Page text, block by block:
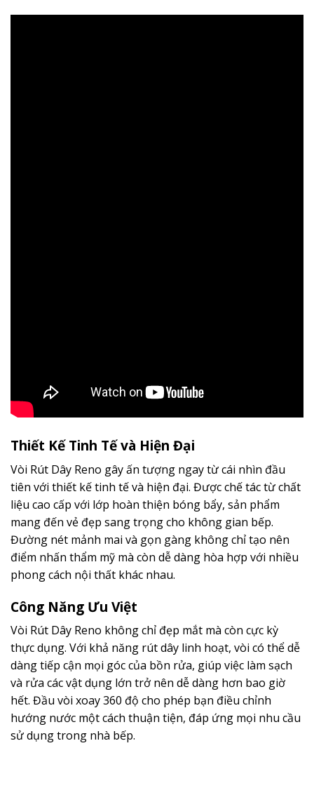
Thiết Kế Tinh Tế và Hiện Đại
Vòi Rút Dây Reno gây ấn tượng ngay từ cái nhìn đầu
tiên với thiết kế tinh tế và hiện đại. Được chế tác từ chất
liệu cao cấp với lớp hoàn thiện bóng bẩy, sản phẩm
mang đến vẻ đẹp sang trọng cho không gian bếp.
Đường nét mảnh mai và gọn gàng không chỉ tạo nên
điểm nhấn thẩm mỹ mà còn dễ dàng hòa hợp với nhiều
phong cách nội thất khác nhau.
Công Năng Ưu Việt
Vòi Rút Dây Reno không chỉ đẹp mắt mà còn cực kỳ
thực dụng. Với khả năng rút dây linh hoạt, vòi có thể dễ
dàng tiếp cận mọi góc của bồn rửa, giúp việc làm sạch
và rửa các vật dụng lớn trở nên dễ dàng hơn bao giờ
hết. Đầu vòi xoay 360 độ cho phép bạn điều chỉnh
hướng nước một cách thuận tiện, đáp ứng mọi nhu cầu
sử dụng trong nhà bếp.